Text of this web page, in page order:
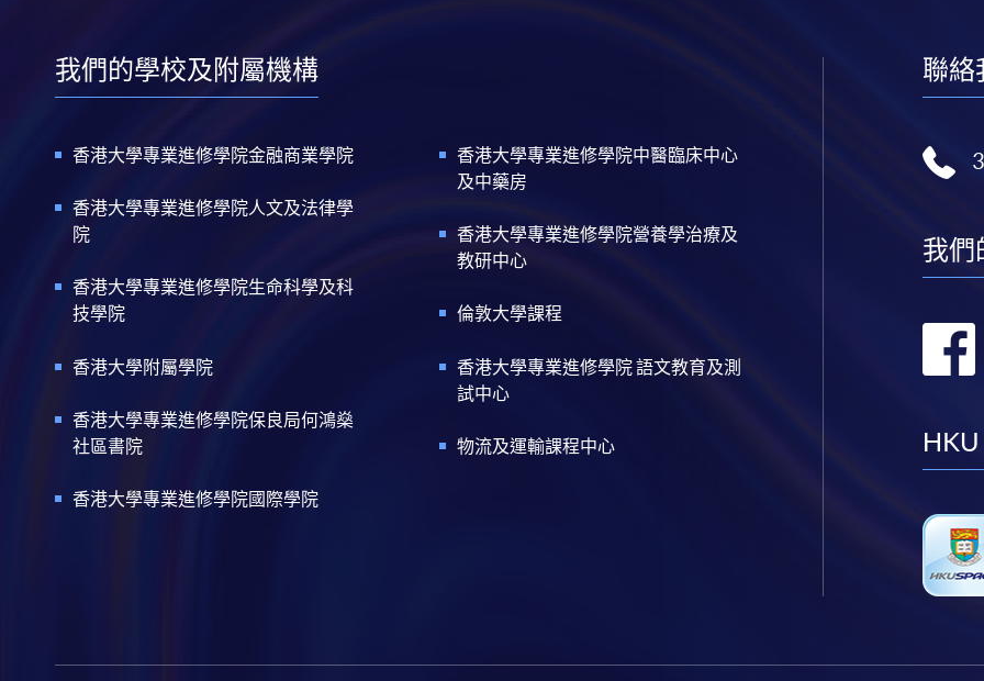
我們的學校及附屬機構
香港大學專業進修學院金融商業學院
香港大學專業進修學院人文及法律學
院
香港大學專業進修學院生命科學及科
技學院
香港大學附屬學院
香港大學專業進修學院保良局何鴻燊
社區書院
香港大學專業進修學院國際學院
香港大學專業進修學院中醫臨床中心
及中藥房
香港大學專業進修學院營養學治療及
教研中心
倫敦大學課程
香港大學專業進修學院 語文教育及測
試中心
物流及運輸課程中心
聯絡
我們
HKU